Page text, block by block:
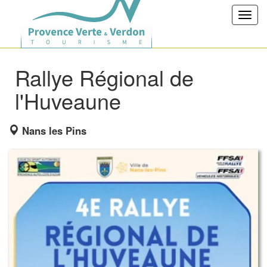
Rallye Régional de
l'Huveaune
Nans les Pins